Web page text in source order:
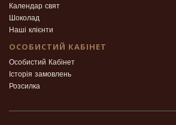
Календар свят
Шоколад
Наші клієнти
ОСОБИСТИЙ КАБІНЕТ
Особистий Кабінет
Історія замовлень
Розсилка